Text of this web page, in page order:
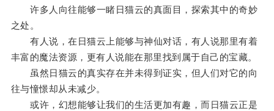
许多人向往能够一睹日猫云的真面目，探索其中的奇妙
之处。
有人说，在日猫云上能够与神仙对话，有人说那里有着
丰富的魔法资源，更有人说能在那里找到属于自己的宝藏。
虽然日猫云的真实存在并未得到证实，但人们对它的向
往与憧憬却从未减少。
或许，幻想能够让我们的生活更加有趣，而日猫云正是